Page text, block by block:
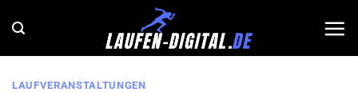
Inhalt
springen
LAUFVERANSTALTUNGEN